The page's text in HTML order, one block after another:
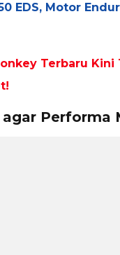
EDS, Motor
Terbaru
Performa